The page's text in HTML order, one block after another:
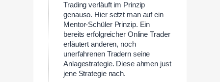
Trading verläuft im Prinzip
genauso. Hier setzt man auf ein
Mentor-Schüler Prinzip. Ein
bereits erfolgreicher Online Trader
erläutert anderen, noch
unerfahrenen Tradern seine
Anlagestrategie. Diese ahmen just
jene Strategie nach.